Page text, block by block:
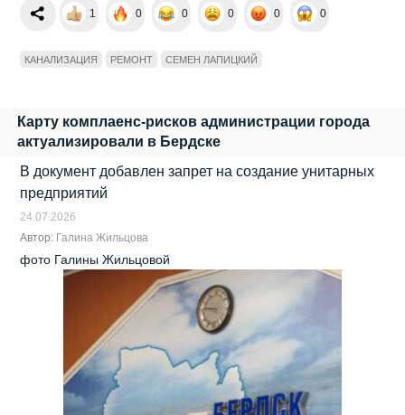
1 0 0 0 0 0
КАНАЛИЗАЦИЯ РЕМОНТ СЕМЕН ЛАПИЦКИЙ
Карту комплаенс‑рисков администрации города
актуализировали в Бердске
В документ добавлен запрет на создание унитарных
предприятий
24.07.2026
Автор: Галина Жильцова
фото Галины Жильцовой